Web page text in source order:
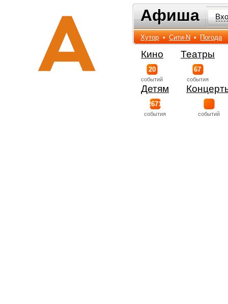
Афиша
Афиша
Хутор • Сити-N • Погода
Кино
20
событий
Театры
67
события
Детям
2671
события событий